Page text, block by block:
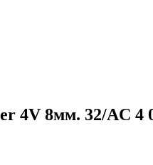
4V 8мм. 32/AC 4